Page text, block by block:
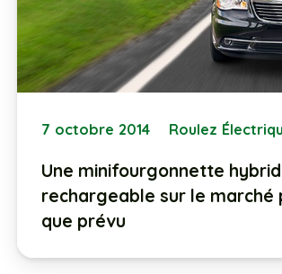
7 octobre 2014 Roulez
Une minifourgonnette
rechargeable sur le marché
que prévu